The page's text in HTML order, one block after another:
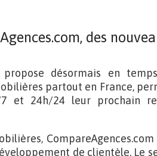
des
propose désormais en
partout en France,
et 24h/24 leur prochain
de clientèle. Le